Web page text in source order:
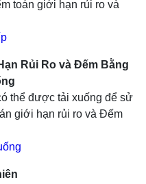
toán giới hạn rủi ro và
Rủi Ro và Đếm Bằng
thể được tải xuống để sử
giới hạn rủi ro và Đếm